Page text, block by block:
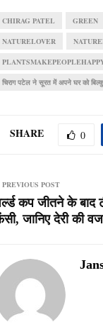
CHIRAG PATEL GREEN
NATURELOVER
चिराग पटेल ने सूरत में अपने घर को
SHARE 0
PREVIOUS POST
कप जीतने के बाद
जानिए देरी की